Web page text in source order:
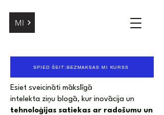
MI
SPIED ŠEIT:BEZMAKSAS MI KURSS
Esiet sveicināti mākslīgā
intelekta ziņu blogā, kur inovācija un
tehnoloģijas satiekas ar radošumu un